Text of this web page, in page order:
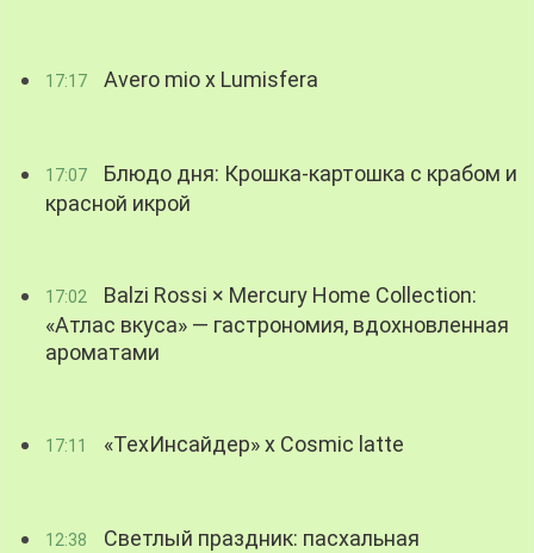
17:17 Avero mio x Lumisfera
17:07
Блюдо дня: Крошка-картошка с крабом и
красной икрой
17:02
Balzi Rossi × Mercury Home Collection:
«Атлас вкуса» — гастрономия, вдохновленная
ароматами
17:11 «ТехИнсайдер» х Cosmic latte
12:38
Светлый праздник: пасхальная